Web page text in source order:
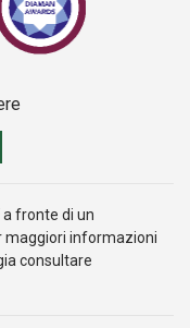
a fronte di un
maggiori informazioni
consultare